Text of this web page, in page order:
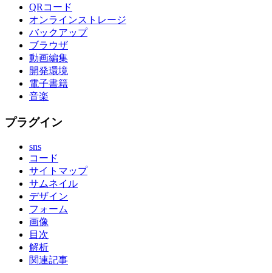
QRコード
オンラインストレージ
バックアップ
ブラウザ
動画編集
開発環境
電子書籍
音楽
プラグイン
sns
コード
サイトマップ
サムネイル
デザイン
フォーム
画像
目次
解析
関連記事